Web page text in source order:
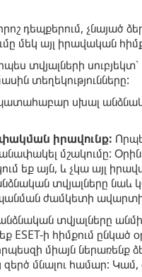
դեպքերում, չնայած
մեկ այլ իրավական
տվյալների
տեղեկությունները:
սխալ
իրավունք:
մշակումը:
եք այն, և չկա այլ
տվյալները նաև
ժամկետի
տվյալները
ESET-ի հիմքում
միայն ներառենք
մնալու համար: